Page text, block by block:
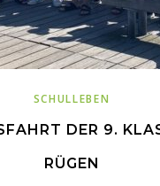
SCHULLEBEN
DER 9.
RÜGEN